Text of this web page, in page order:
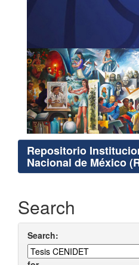
Repositorio
Nacional de México
Search
Search: